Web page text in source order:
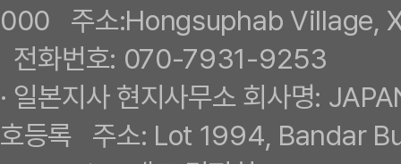
000 주소:Hongsuphab Village,
전화번호: 070-7931-9253
· 일본지사 현지사무소 회사명:
호등록 주소: Lot 1994, Bandar